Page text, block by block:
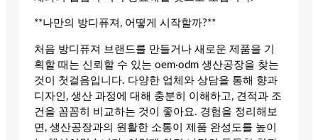
**나만의 방디퓨져, 어떻게 시작할까?**
처음 방디퓨져 브랜드를 만들거나 새로운 제품을 기
획할 때는 신뢰할 수 있는 oem·odm 생산공장을 찾는
것이 첫걸음입니다. 다양한 업체와 상담을 통해 향과
디자인, 생산 과정에 대해 충분히 이해하고, 견적과 조
건을 꼼꼼히 비교하는 것이 좋아요. 경험을 정리해보
면, 생산공장과의 원활한 소통이 제품 완성도를 높이